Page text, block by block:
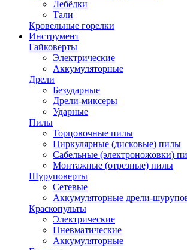
Лебёдки
Тали
Кровельные горелки
Инструмент
Гайковерты
Электрические
Аккумуляторные
Дрели
Безударные
Дрели-миксеры
Ударные
Пилы
Торцовочные пилы
Циркулярные (дисковые) пилы
Сабельные (электроножовки)
Монтажные (отрезные) пилы
Шуруповерты
Сетевые
Аккумуляторные дрели-
Краскопульты
Электрические
Пневматические
Аккумуляторные